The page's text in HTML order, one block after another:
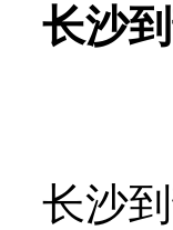
长沙
长沙